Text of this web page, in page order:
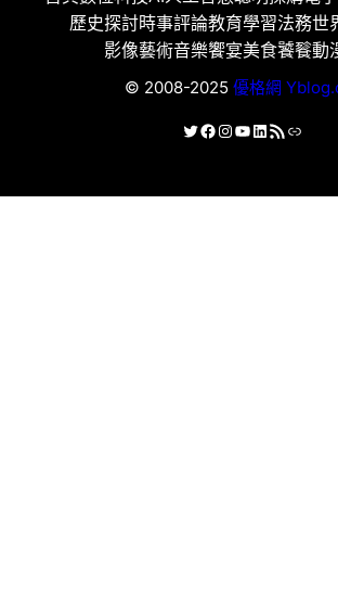
歷史探討時事評論教育學習法務世
影像藝術音樂饗宴美食饕餮動
© 2008-2025 優格網
X Facebook
Instagram
YouTube
LinkedIn
RSS 資訊提供連結